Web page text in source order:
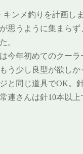
ンメ釣りを計画し
思うように集まらず
。
今年初めてのクー
う少し良型が欲しか
と同じ道具でOK。
連さんは針10本以